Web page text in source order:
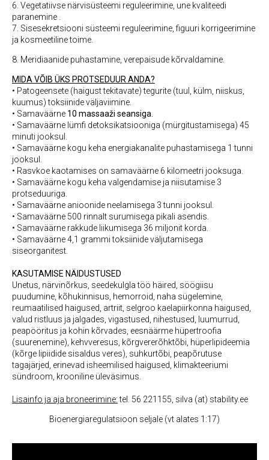
6. Vegetatiivse närvisüsteemi reguleerimine, une kvaliteedi
paranemine .
7. Sisesekretsiooni süsteemi reguleerimine, figuuri korrigeerimine
ja kosmeetiline toime.
8. Meridiaanide puhastamine, verepaisude kõrvaldamine.
MIDA VÕIB ÜKS PROTSEDUUR ANDA?
• Patogeensete (haigust tekitavate) tegurite (tuul, külm, niiskus,
kuumus) toksiinide väljaviimine.
• Samaväärne 10 massaaži seansiga.
• Samaväärne lümfi detoksikatsiooniga (mürgitustamisega) 45
minuti jooksul.
• Samaväärne kogu keha energiakanalite puhastamisega 1 tunni
jooksul.
• Rasvkoe kaotamises on samaväärne 6 kilomeetri jooksuga.
• Samaväärne kogu keha valgendamise ja niisutamise 3
protseduuriga.
• Samaväärne anioonide neelamisega 3 tunni jooksul.
• Samaväärne 500 rinnalt surumisega pikali asendis.
• Samaväärne rakkude liikumisega 36 miljonit korda.
• Samaväärne 4,1 grammi toksiinide väljutamisega
siseorganitest.
KASUTAMISE NÄIDUSTUSED
Unetus, närvinõrkus, seedekulgla töö häired, söögiisu
puudumine, kõhukinnisus, hemorroid, naha sügelemine,
reumaatilised haigused, artriit, selgroo kaelapiirkonna haigused,
valud ristluus ja jalgades, vigastused, nihestused, luumurrud,
peapööritus ja kohin kõrvades, eesnäärme hüpertroofia
(suurenemine), kehvveresus, kõrgvererõhktõbi, hüperlipideemia
(kõrge lipiidide sisaldus veres), suhkurtõbi, peapõrutuse
tagajärjed, erinevad isheemilised haigused, klimakteeriumi
sündroom, krooniline üleväsimus.
Lisainfo ja aja broneerimine:tel. 56 221155, silva (at) stability.ee
Bioenergiaregulatsioon seljale (vt alates 1:17)